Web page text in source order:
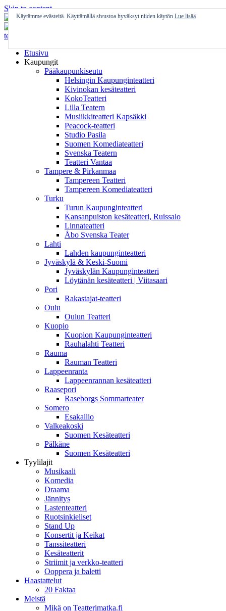
Skip to content
Etusivu
Kaupungit
Pääkaupunkiseutu
Helsingin Kaupunginteatteri
Kivinokan kesäteatteri
KokoTeatteri
Lilla Teatern
Musiikkiteatteri Kapsäkki
Peacock-teatteri
Studio Pasila
Suomen Komediateatteri
Svenska Teatern
Teatteri Vantaa
Tampere & Pirkanmaa
Tampereen Teatteri
Tampereen Komediateatteri
Turku
Turun Kaupunginteatteri
Kansanpuiston kesäteatteri, Ruissalo
Linnateatteri
Åbo Svenska Teater
Lahti
Lahden kaupunginteatteri
Jyväskylä & Keski-Suomi
Jyväskylän Kaupunginteatteri
Löytänän kesäteatteri | Viitasaari
Pori
Rakastajat-teatteri
Oulu
Oulun Teatteri
Kuopio
Kuopion Kaupunginteatteri
Rauhalahti Teatteri
Rauma
Rauman Teatteri
Lappeenranta
Lappeenrannan kesäteatteri
Raasepori
Raseborgs Sommarteater
Somero
Esakallio
Valkeakoski
Suomen Kesäteatteri
Pälkäne
Suomen Kesäteatteri
Tyylilajit
Musikaali
Komedia
Draama
Jännitys
Lastenteatteri
Ruotsinkieliset
Stand Up
Konsertit ja Keikat
Tanssiteatteri
Kesäteatterit
Striimit ja verkko-teatteri
Ooppera ja baletti
Haastattelut
20 Faktaa
Meistä
Mikä on Teatterimatka.fi
Käytämme evästeitä. Käyttämällä sivustoa hyväksyt niiden käytön Lue lisää